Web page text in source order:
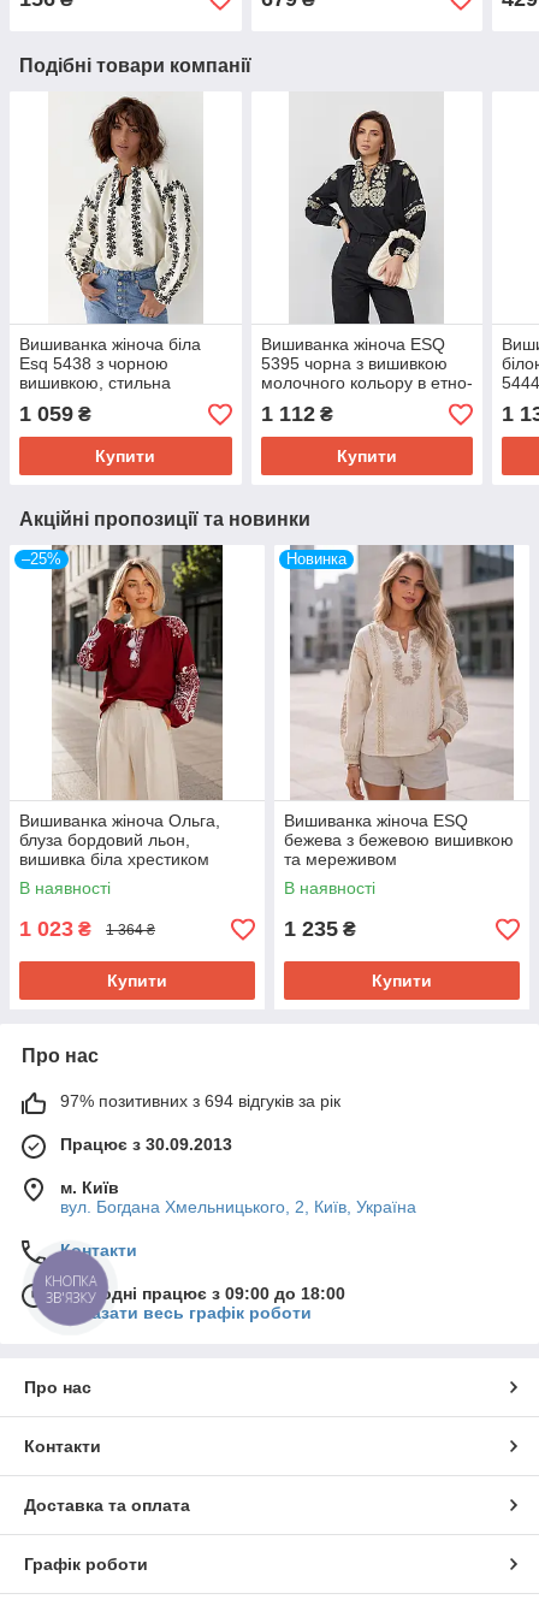
довгим рукавом
Подібні товари компанії
Вишиванка жіноча біла
Esq 5438 з чорною
вишивкою, стильна
блузка-вишиванка вишита
гладдю з довгим рукавом
1 059 ₴
Купити
Вишиванка жіноча ESQ
5395 чорна з вишивкою
молочного кольору в етно-
1 112₴
Купити
1
Акційні пропозиції та новинки
–25%
Вишиванка жіноча Ольга,
блуза бордовий льон,
вишивка біла хрестиком
Розмір S, M, L, XL, 2XL, 3XL,
4XL, 5XL
В наявності
1 023 ₴ 1 364 ₴
Купити
Новинка
Вишиванка жіноча ESQ
бежева з бежевою вишивкою
та мереживом
В наявності
1 235 ₴
Купити
Про нас
97% позитивних з 694 відгуків за рік
Працює з 30.09.2013
м. Київ
вул. Богдана Хмельницького, 2, Київ, Україна
Контакти
Сьогодні працює з 09:00 до 18:00
Показати весь графік роботи
Про нас
Контакти
Доставка та оплата
Графік роботи
КНОПКА
ЗВ'ЯЗКУ